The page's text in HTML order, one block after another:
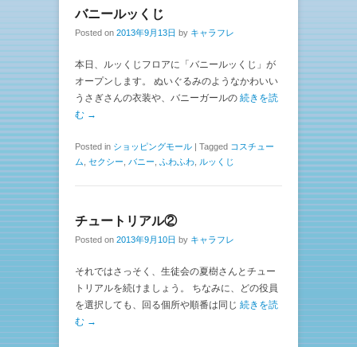
バニールッくじ
Posted on 2013年9月13日 by キャラフレ
本日、ルッくじフロアに「バニールッくじ」が
オープンします。 ぬいぐるみのようなかわいい
うさぎさんの衣装や、バニーガールの 続きを読
む →
Posted in ショッピングモール | Tagged コスチュー
ム セクシー バニー ふわふわ ルッくじ
チュートリアル②
Posted on 2013年9月10日 by キャラフレ
それではさっそく、生徒会の夏樹さんとチュー
トリアルを続けましょう。 ちなみに、どの役員
を選択しても、回る個所や順番は同じ 続きを読
む →